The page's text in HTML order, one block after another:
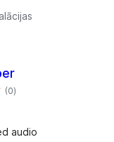
(0vērtējumu
kopsumma
)
audio